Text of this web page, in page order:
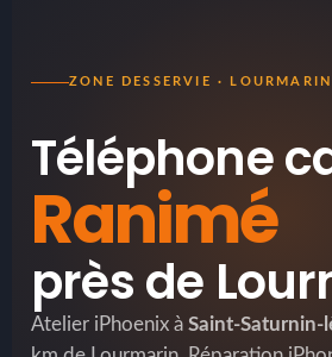
ZONE DESSERVIE ·
Téléphone
Ranimé
près de
Atelier iPhoenix à Saint-Saturnin-